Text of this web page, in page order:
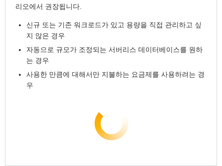
리오에서 권장됩니다.
신규 또는 기존 워크로드가 있고 용량을 직접 관리하고 싶
지 않은 경우
자동으로 규모가 조정되는 서버리스 데이터베이스를 원하
는 경우
사용한 만큼에 대해서만 지불하는 요금제를 사용하려는 경
우